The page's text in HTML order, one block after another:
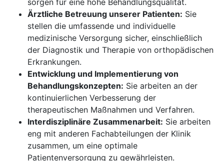
sorgen für eine hohe Behandlungsqualität.
Ärztliche Betreuung unserer Patienten: Sie
stellen die umfassende und individuelle
medizinische Versorgung sicher, einschließlich
der Diagnostik und Therapie von orthopädischen
Erkrankungen.
Entwicklung und Implementierung von
Behandlungskonzepten: Sie arbeiten an der
kontinuierlichen Verbesserung der
therapeutischen Maßnahmen und Verfahren.
Interdisziplinäre Zusammenarbeit: Sie arbeiten
eng mit anderen Fachabteilungen der Klinik
zusammen, um eine optimale
Patientenversorgung zu gewährleisten.